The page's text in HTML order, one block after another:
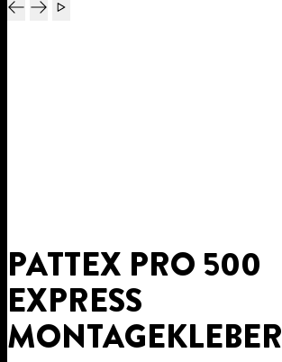
PATTEX PRO 500
EXPRESS
MONTAGEKLEBER